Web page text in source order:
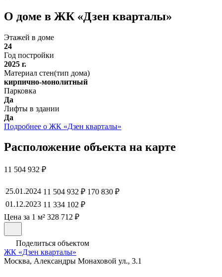
О доме в ЖК «Дзен кварталы»
Этажей в доме
24
Год постройки
2025 г.
Материал стен(тип дома)
кирпично-монолитный
Парковка
Да
Лифты в здании
Да
Подробнее о ЖК «Дзен кварталы»
Расположение объекта на карте
11 504 932 ₽
25.01.2024 11 504 932 ₽ 170 830 ₽
01.12.2023 11 334 102 ₽
Цена за 1 м² 328 712 ₽
Поделиться объектом
ЖК «Дзен кварталы»
Москва, Александры Монаховой ул., 3.1